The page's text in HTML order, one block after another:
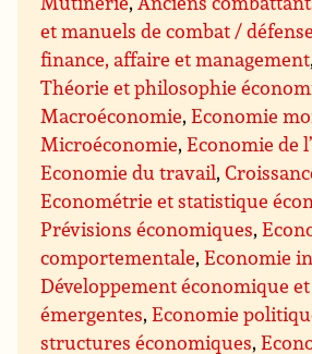
et manuels de combat / défense
finance, affaire et management
Théorie et philosophie
Macroéconomie,Economie
Microéconomie,Economie de
Economie du travail,
Econométrie et statistique
Prévisions économiques,
comportementale,Economie
Développement économique
émergentes,Economie
structures économiques,